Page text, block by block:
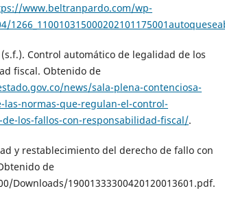
www.beltranpardo.com/wp-
(s.f.). Control automático de legalidad de los
fiscal. Obtenido de
news/sala-plena-contenciosa-
normas-que-regulan-el-control-
los-fallos-con-responsabilidad-fiscal/.
y restablecimiento del derecho de fallo con
de
Downloads/19001333300420120013601.pdf.